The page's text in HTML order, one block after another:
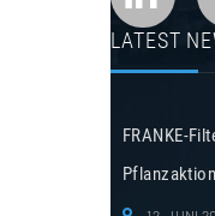
LATEST
FRANKE-
Pflanzaktion